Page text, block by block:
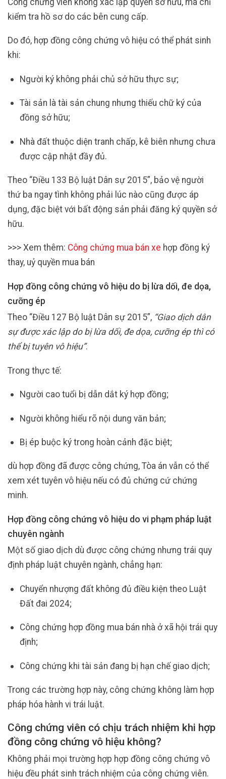
Công chứng viên không xác lập quyền sở hữu, mà chỉ
kiểm tra hồ sơ do các bên cung cấp.
Do đó, hợp đồng công chứng vô hiệu có thể phát sinh
khi:
Người ký không phải chủ sở hữu thực sự;
Tài sản là tài sản chung nhưng thiếu chữ ký của
đồng sở hữu;
Nhà đất thuộc diện tranh chấp, kê biên nhưng chưa
được cập nhật đầy đủ.
Theo “Điều 133 Bộ luật Dân sự 2015”, bảo vệ người
thứ ba ngay tình không phải lúc nào cũng được áp
dụng, đặc biệt với bất động sản phải đăng ký quyền sở
hữu.
>>> Xem thêm: Công chứng mua bán xe hợp đồng ký
thay, uỷ quyền mua bán
Hợp đồng công chứng vô hiệu do bị lừa dối, đe dọa,
cưỡng ép
Theo “Điều 127 Bộ luật Dân sự 2015”, “Giao dịch dân
sự được xác lập do bị lừa dối, đe dọa, cưỡng ép thì có
thể bị tuyên vô hiệu”.
Trong thực tế:
Người cao tuổi bị dẫn dắt ký hợp đồng;
Người không hiểu rõ nội dung văn bản;
Bị ép buộc ký trong hoàn cảnh đặc biệt;
dù hợp đồng đã được công chứng, Tòa án vẫn có thể
xem xét tuyên vô hiệu nếu có đủ chứng cứ chứng
minh.
Hợp đồng công chứng vô hiệu do vi phạm pháp luật
chuyên ngành
Một số giao dịch dù được công chứng nhưng trái quy
định pháp luật chuyên ngành, chẳng hạn:
Chuyển nhượng đất không đủ điều kiện theo Luật
Đất đai 2024;
Công chứng hợp đồng mua bán nhà ở xã hội trái quy
định;
Công chứng khi tài sản đang bị hạn chế giao dịch;
Trong các trường hợp này, công chứng không làm hợp
pháp hóa hành vi trái luật.
Công chứng viên có chịu trách nhiệm khi hợp
đồng công chứng vô hiệu không?
Không phải mọi trường hợp hợp đồng công chứng vô
hiệu đều phát sinh trách nhiệm của công chứng viên.